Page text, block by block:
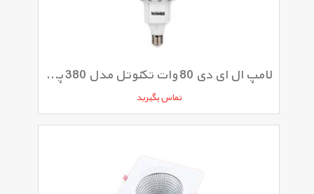
لامپ ال ای دی 80 وات تکنوتل مدل 380 پایه E27
تماس بگیرید